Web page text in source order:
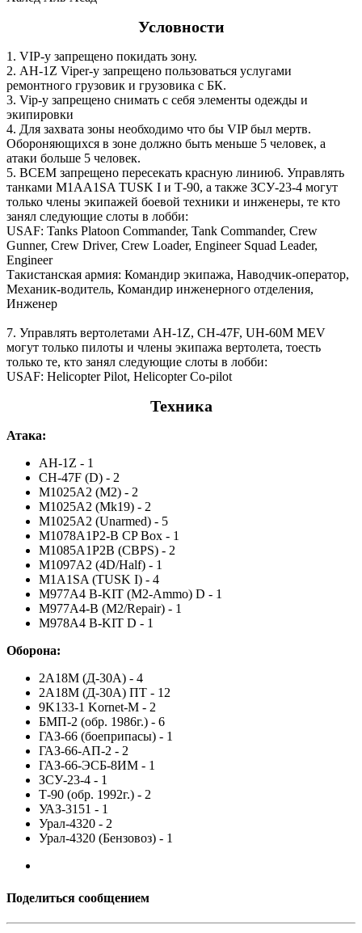
Условности
1. VIP-у запрещено покидать зону.
2. AH-1Z Viper-у запрещено пользоваться услугами
ремонтного грузовик и грузовика с БК.
3. Vip-у запрещено снимать с себя элементы одежды и
экипировки
4. Для захвата зоны необходимо что бы VIP был мертв.
Обороняющихся в зоне должно быть меньше 5 человек, а
атаки больше 5 человек.
5. ВСЕМ запрещено пересекать красную линию6. Управлять
танками M1AA1SA TUSK I и Т-90, а также ЗСУ-23-4 могут
только члены экипажей боевой техники и инженеры, те кто
занял следующие слоты в лобби:
USAF: Tanks Platoon Commander, Tank Commander, Crew
Gunner, Crew Driver, Crew Loader, Engineer Squad Leader,
Engineer
Такистанская армия: Командир экипажа, Наводчик-оператор,
Механик-водитель, Командир инженерного отделения,
Инженер
7. Управлять вертолетами AH-1Z, CH-47F, UH-60M MEV
могут только пилоты и члены экипажа вертолета, тоесть
только те, кто занял следующие слоты в лобби:
USAF: Helicopter Pilot, Helicopter Co-pilot
Техника
Атака:
AH-1Z - 1
CH-47F (D) - 2
M1025A2 (M2) - 2
M1025A2 (Mk19) - 2
M1025A2 (Unarmed) - 5
M1078A1P2-B CP Box - 1
M1085A1P2B (CBPS) - 2
M1097A2 (4D/Half) - 1
M1A1SA (TUSK I) - 4
M977A4 B-KIT (M2-Ammo) D - 1
M977A4-B (M2/Repair) - 1
M978A4 B-KIT D - 1
Оборона:
2А18М (Д-30А) - 4
2А18М (Д-30А) ПТ - 12
9K133-1 Kornet-M - 2
БМП-2 (обр. 1986г.) - 6
ГАЗ-66 (боеприпасы) - 1
ГАЗ-66-АП-2 - 2
ГАЗ-66-ЭСБ-8ИМ - 1
ЗСУ-23-4 - 1
Т-90 (обр. 1992г.) - 2
УАЗ-3151 - 1
Урал-4320 - 2
Урал-4320 (Бензовоз) - 1
Поделиться сообщением